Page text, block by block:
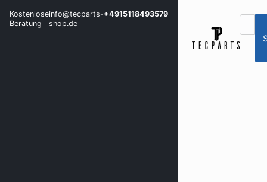
Kostenlose
Beratung
info@tecparts-
shop.de
+4915118493579